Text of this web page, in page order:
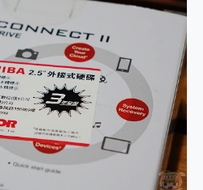
人像旗艦 vivo V30 系列 開箱 評測! 首搭蔡司光學鏡頭、攝影棚級柔光環、拍攝功能最好玩的美拍神機 vivo V30 Pro
一吸完美對位 擁有超強吸力與超好用的隱磁支架 O-ONE MAG 最會吸的行動電源 開箱 評測
Motorola edge 70 pro 及 moto g37 power上市，登錄在送飛利浦氣炸鍋
近八千元的 Soundcore Liberty 5 Pro Max，有螢幕的耳機會是智商稅嗎?
ASUS Pad 全面應援 Me Time，加碼愛奇藝黃金雙周卡體驗，專案價最低 NT$0 起